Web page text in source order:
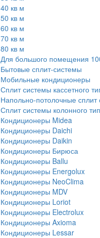
40 кв м
50 кв м
60 кв м
70 кв м
80 кв м
Для большого помещения
Бытовые сплит-системы
Мобильные кондиционеры
Сплит системы кассетного
Напольно-потолочные сплит
Сплит системы колонного
Кондиционеры Midea
Кондиционеры Daichi
Кондиционеры Daikin
Кондиционеры Бирюса
Кондиционеры Ballu
Кондиционеры Energolux
Кондиционеры NeoClima
Кондиционеры MDV
Кондиционеры Loriot
Кондиционеры Electrolux
Кондиционеры Axioma
Кондиционеры Lessar